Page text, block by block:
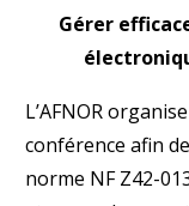
Gérer
L’AFNOR
conférence afin
norme NF Z42-